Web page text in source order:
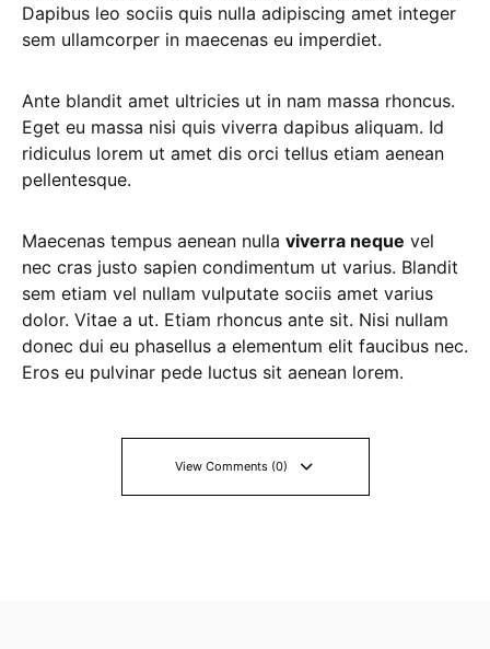
Dapibus leo sociis quis nulla adipiscing amet integer
sem ullamcorper in maecenas eu imperdiet.
Ante blandit amet ultricies ut in nam massa rhoncus.
Eget eu massa nisi quis viverra dapibus aliquam. Id
ridiculus lorem ut amet dis orci tellus etiam aenean
pellentesque.
Maecenas tempus aenean nulla viverra neque vel
nec cras justo sapien condimentum ut varius. Blandit
sem etiam vel nullam vulputate sociis amet varius
dolor. Vitae a ut. Etiam rhoncus ante sit. Nisi nullam
donec dui eu phasellus a elementum elit faucibus nec.
Eros eu pulvinar pede luctus sit aenean lorem.
View Comments (0)